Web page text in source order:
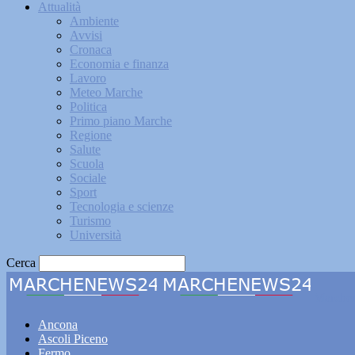
Attualità
Ambiente
Avvisi
Cronaca
Economia e finanza
Lavoro
Meteo Marche
Politica
Primo piano Marche
Regione
Salute
Scuola
Sociale
Sport
Tecnologia e scienze
Turismo
Università
Cerca
Ancona
Ascoli Piceno